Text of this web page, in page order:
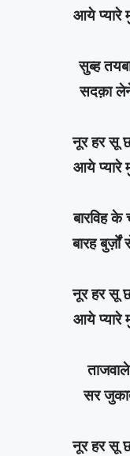
आये प्यारे
सुब्ह
सदक़ा
नूर हर सू
आये प्यारे
बारविह
बारह
नूर हर सू
आये प्यारे
सर
नूर हर सू